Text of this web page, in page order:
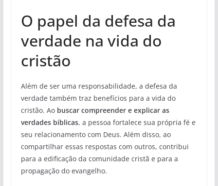
O papel da defesa da
verdade na vida do
cristão
Além de ser uma responsabilidade, a defesa da
verdade também traz benefícios para a vida do
cristão. Ao buscar compreender e explicar as
verdades bíblicas, a pessoa fortalece sua própria fé e
seu relacionamento com Deus. Além disso, ao
compartilhar essas respostas com outros, contribui
para a edificação da comunidade cristã e para a
propagação do evangelho.